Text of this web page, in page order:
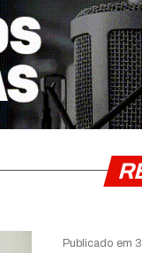
Publicado em